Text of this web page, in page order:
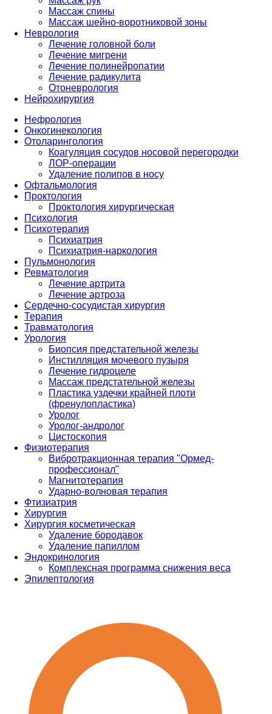
Массаж спины
Массаж шейно-воротниковой зоны
Неврология
Лечение головной боли
Лечение мигрени
Лечение полинейропатии
Лечение радикулита
Отоневрология
Нейрохирургия
Нефрология
Онкогинекология
Отоларингология
Коагуляция сосудов носовой перегородки
ЛОР-операции
Удаление полипов в носу
Офтальмология
Проктология
Проктология хирургическая
Психология
Психотерапия
Психиатрия
Психиатрия-наркология
Пульмонология
Ревматология
Лечение артрита
Лечение артроза
Сердечно-сосудистая хирургия
Терапия
Травматология
Урология
Биопсия предстательной железы
Инстилляция мочевого пузыря
Лечение гидроцеле
Массаж предстательной железы
Пластика уздечки крайней плоти
(френулопластика)
Уролог
Уролог-андролог
Цистоскопия
Физиотерапия
Вибротракционная терапия "Ормед-
профессионал"
Магнитотерапия
Ударно-волновая терапия
Фтизиатрия
Хирургия
Хирургия косметическая
Удаление бородавок
Удаление папиллом
Эндокринология
Комплексная программа снижения веса
Эпилептология